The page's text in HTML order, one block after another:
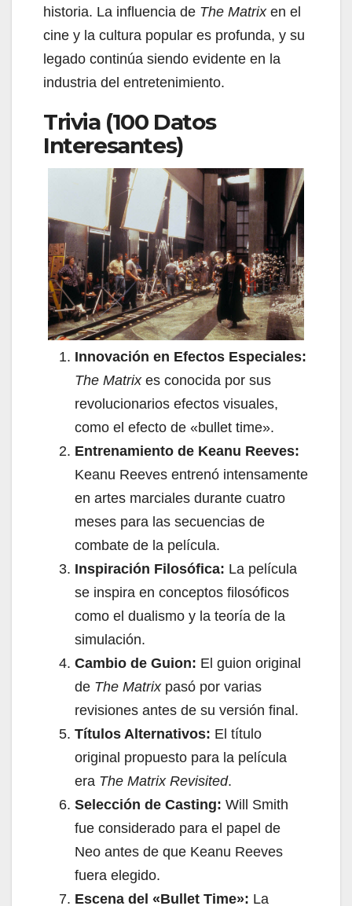
historia. La influencia de The Matrixen el
cine y la cultura popular es profunda, y su
legado continúa siendo evidente en la
industria del entretenimiento.
Trivia (100 Datos
Interesantes)
Innovación en Efectos Especiales:
The Matrixes conocida por sus
revolucionarios efectos visuales,
como el efecto de «bullet time».
Entrenamiento de Keanu Reeves:
Keanu Reeves entrenó intensamente
en artes marciales durante cuatro
meses para las secuencias de
combate de la película.
Inspiración Filosófica: La película
se inspira en conceptos filosóficos
como el dualismo y la teoría de la
simulación.
Cambio de Guion: El guion original
de The Matrixpasó por varias
revisiones antes de su versión final.
Títulos Alternativos: El título
original propuesto para la película
era The Matrix Revisited.
Selección de Casting: Will Smith
fue considerado para el papel de
Neo antes de que Keanu Reeves
fuera elegido.
Escena del «Bullet Time»: La